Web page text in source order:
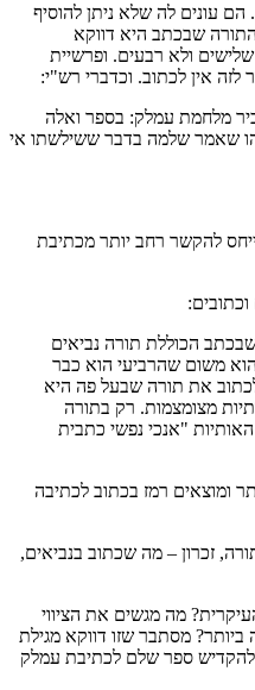
עונים לה שלא ניתן להוסיף
שבכתב היא דווקא
ולא רבעים. ופרשיית
אין לכתוב. וכדברי רש"י:
מלחמת עמלק: בספר ואלה
שאמר שלמה בדבר ששילשתו אי
להקשר רחב יותר מכתיבת
הכוללת תורה נביאים
משום שהרביעי הוא כבר
את תורה שבעל פה היא
מצומצמות. רק בתורה
"אנכי נפשי כתבית
ומוצאים רמז בכתוב לכתיבה
זכרון – מה שכתוב בנביאים,
מה מגשים את הציווי
מסתבר שזו דווקא מגילת
ספר שלם לכתיבת עמלק